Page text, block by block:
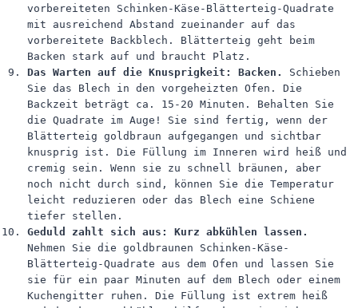
vorbereiteten Schinken-Käse-Blätterteig-Quadrate
mit ausreichend Abstand zueinander auf das
vorbereitete Backblech. Blätterteig geht beim
Backen stark auf und braucht Platz.
Das Warten auf die Knusprigkeit: Backen.
Schieben
Sie das Blech in den vorgeheizten Ofen. Die
Backzeit beträgt ca. 15-20 Minuten. Behalten Sie
die Quadrate im Auge! Sie sind fertig, wenn der
Blätterteig goldbraun aufgegangen und sichtbar
knusprig ist. Die Füllung im Inneren wird heiß und
cremig sein. Wenn sie zu schnell bräunen, aber
noch nicht durch sind, können Sie die Temperatur
leicht reduzieren oder das Blech eine Schiene
tiefer stellen.
Geduld zahlt sich aus: Kurz abkühlen lassen.
Nehmen Sie die goldbraunen Schinken-Käse-
Blätterteig-Quadrate aus dem Ofen und lassen Sie
sie für ein paar Minuten auf dem Blech oder einem
Kuchengitter ruhen. Die Füllung ist extrem heiß